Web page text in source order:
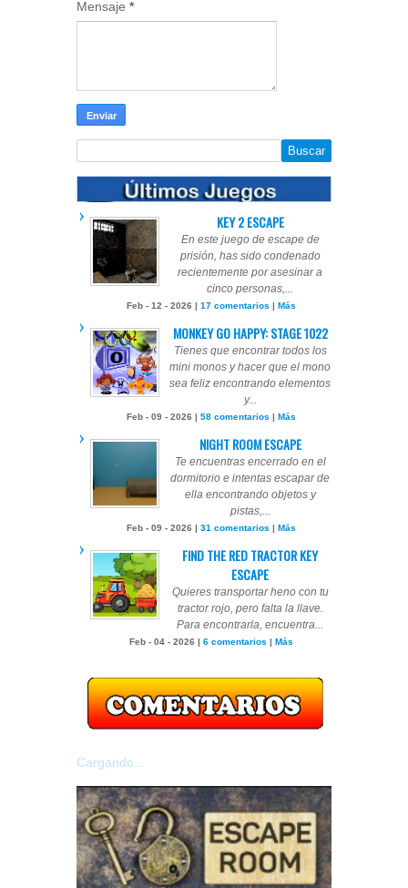
Mensaje *
KEY 2 ESCAPE
En este juego de escape de
prisión, has sido condenado
recientemente por asesinar a
cinco personas,...
Feb - 12 - 2026 | 17 comentarios | Más
MONKEY GO HAPPY: STAGE 1022
Tienes que encontrar todos los
mini monos y hacer que el mono
sea feliz encontrando elementos
y...
Feb - 09 - 2026 | 58 comentarios | Más
NIGHT ROOM ESCAPE
Te encuentras encerrado en el
dormitorio e intentas escapar de
ella encontrando objetos y
pistas,...
Feb - 09 - 2026 | 31 comentarios | Más
FIND THE RED TRACTOR KEY
ESCAPE
Quieres transportar heno con tu
tractor rojo, pero falta la llave.
Para encontrarla, encuentra...
Feb - 04 - 2026 | 6 comentarios | Más
Cargando...